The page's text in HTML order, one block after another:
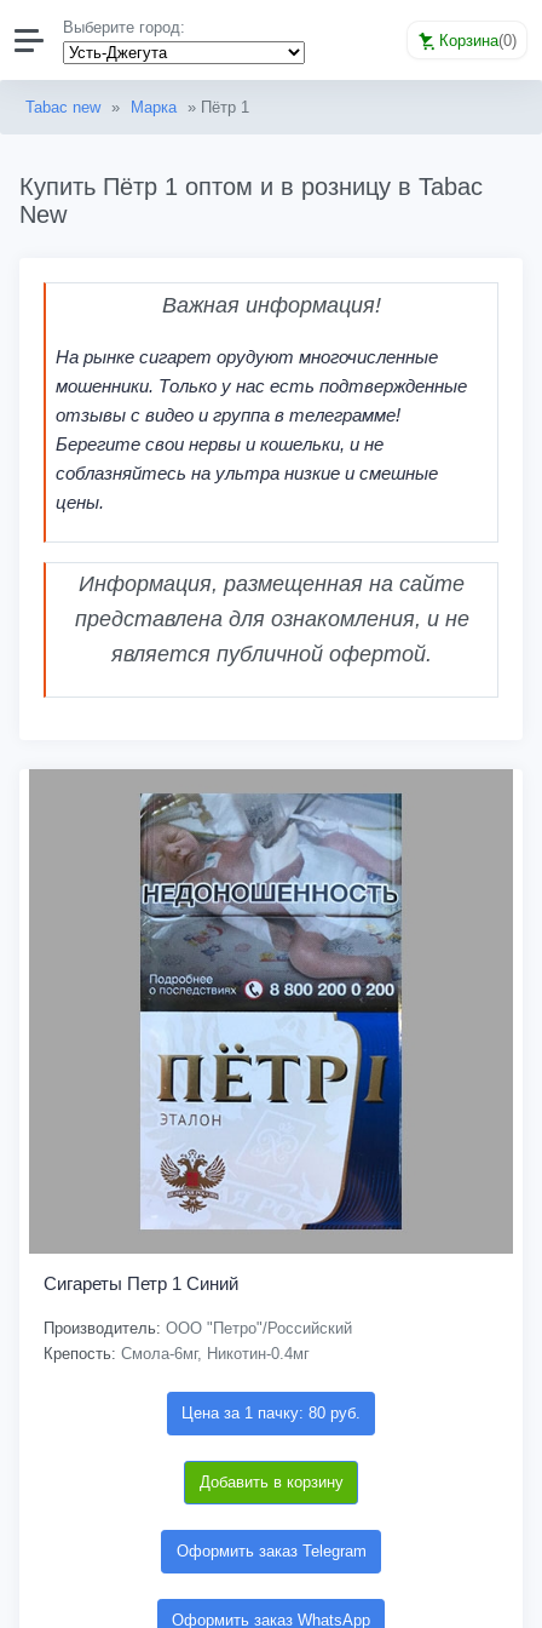
Выберите город:
Корзина(0)
Tabac new » Марка » Пётр 1
Купить Пётр 1 оптом и в розницу в Tabac
New
Важная информация!
На рынке сигарет орудуют многочисленные
мошенники. Только у нас есть подтвержденные
отзывы с видео и группа в телеграмме!
Берегите свои нервы и кошельки, и не
соблазняйтесь на ультра низкие и смешные
цены.
Информация, размещенная на сайте
представлена для ознакомления, и не
является публичной офертой.
Сигареты Петр 1 Синий
Производитель: ООО "Петро"/Российский
Крепость: Смола-6мг, Никотин-0.4мг
Цена за 1 пачку: 80 руб.
Добавить в корзину
Оформить заказ Telegram
Оформить заказ WhatsApp